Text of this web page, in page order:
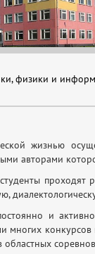
физики и
жизнью
авторами
проходят
и
многих
областных